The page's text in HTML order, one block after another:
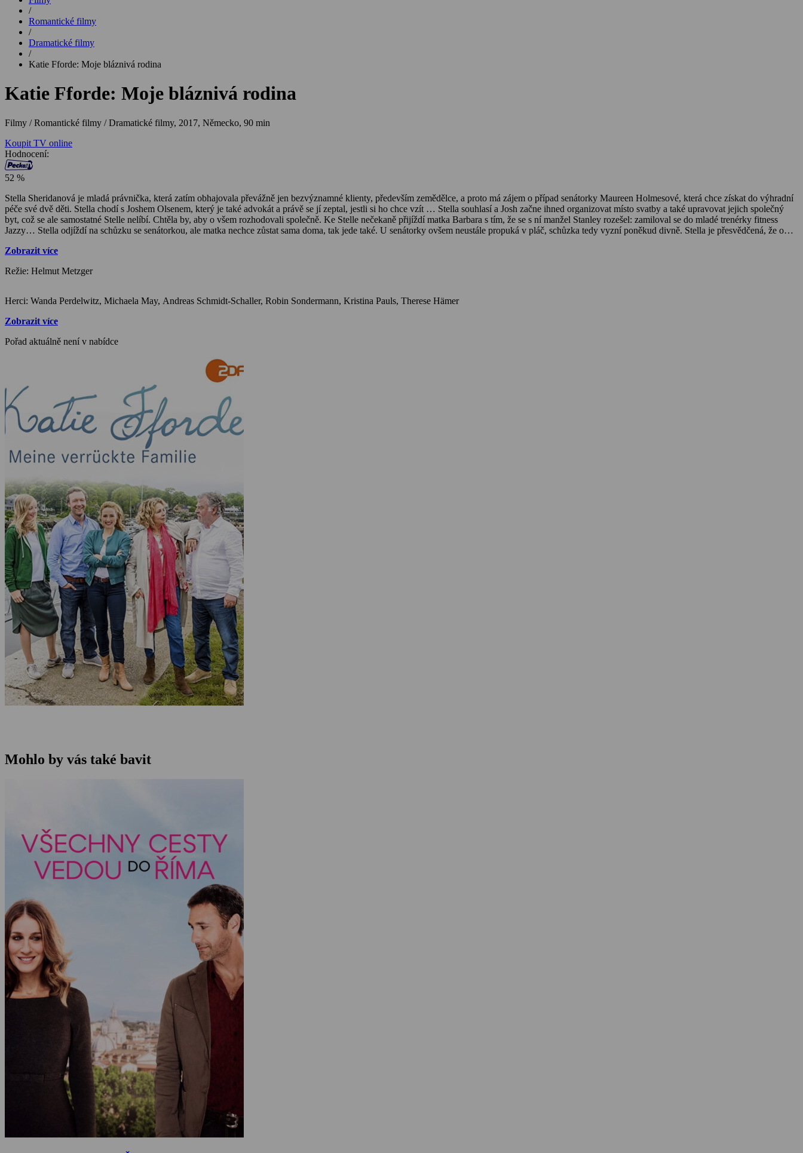
/
Romantické filmy
/
Dramatické filmy
/
Katie Fforde: Moje bláznivá rodina
Katie Fforde: Moje bláznivá rodina
Filmy / Romantické filmy / Dramatické filmy, 2017, Německo, 90 min
Koupit TV online
Hodnocení:
52 %
Stella Sheridanová je mladá právnička, která zatím obhajovala převážně jen bezvýznamné klienty, především zemědělce, a proto má zájem o případ senátorky Maureen Holmesové, která chce získat do výhradní
péče své dvě děti. Stella chodí s Joshem Olsenem, který je také advokát a právě se jí zeptal, jestli si ho chce vzít … Stella souhlasí a Josh začne ihned organizovat místo svatby a také upravovat jejich společný
byt, což se ale samostatné Stelle nelíbí. Chtěla by, aby o všem rozhodovali společně. Ke Stelle nečekaně přijíždí matka Barbara s tím, že se s ní manžel Stanley rozešel: zamiloval se do mladé trenérky fitness
Jazzy… Stella odjíždí na schůzku se senátorkou, ale matka nechce zůstat sama doma, tak jede také. U senátorky ovšem neustále propuká v pláč, schůzka tedy vyzní poněkud divně. Stella je přesvědčená, že o
což ji poněkud vyvede z míry. Otec je zamilovaný a zbytek života si chce užívat. Opět se prý cítí mladý …
Zobrazit více
Režie: Helmut Metzger
Herci: Wanda Perdelwitz, Michaela May, Andreas Schmidt-Schaller, Robin Sondermann, Kristina Pauls, Therese Hämer
Zobrazit více
Pořad aktuálně není v nabídce
Mohlo by vás také bavit